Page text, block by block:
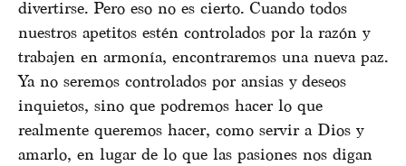
divertirse. Pero eso no es cierto. Cuando todos
nuestros apetitos estén controlados por la razón y
trabajen en armonía, encontraremos una nueva paz.
Ya no seremos controlados por ansias y deseos
inquietos, sino que podremos hacer lo que
realmente queremos hacer, como servir a Dios y
amarlo, en lugar de lo que las pasiones nos digan